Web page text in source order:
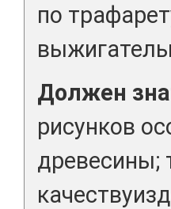
по
Должен
рисунков
древесины;